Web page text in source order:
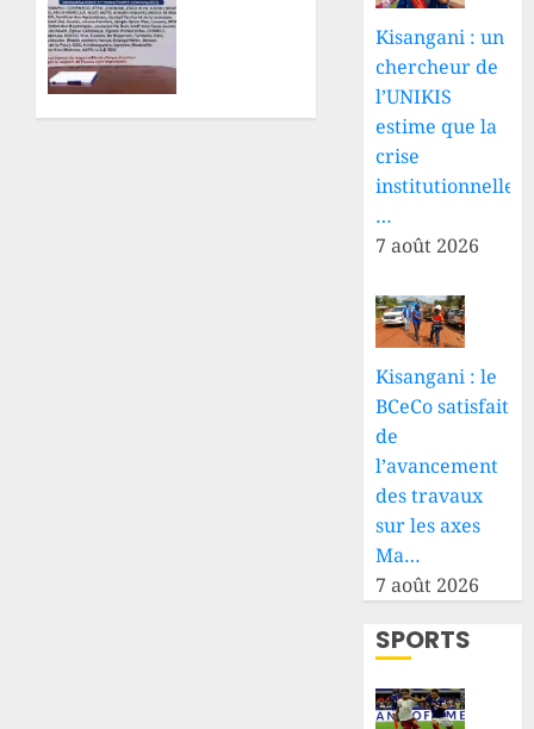
Kisangani : un
chercheur de
l’UNIKIS
estime que la
crise
institutionnelle
…
7 août 2026
Kisangani : le
BCeCo satisfait
de
l’avancement
des travaux
sur les axes
Ma…
7 août 2026
SPORTS